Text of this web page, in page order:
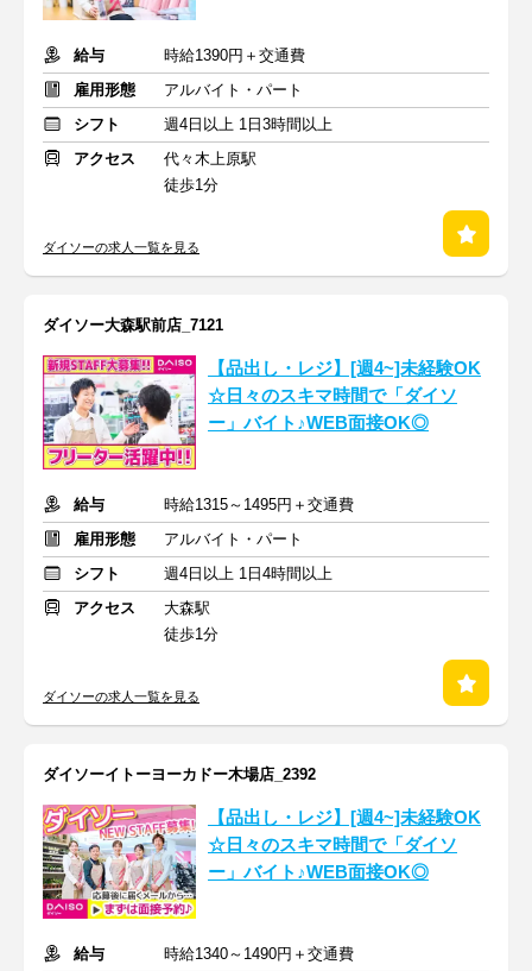
給与
時給1390円＋交通費
雇用形態
アルバイト・パート
シフト
週4日以上 1日3時間以上
アクセス
代々木上原駅
徒歩1分
ダイソーの求人一覧を見る
ダイソー大森駅前店_7121
【品出し・レジ】[週4~]未経験OK
☆日々のスキマ時間で「ダイソ
ー」バイト♪WEB面接OK◎
給与
時給1315～1495円＋交通費
雇用形態
アルバイト・パート
シフト
週4日以上 1日4時間以上
アクセス
大森駅
徒歩1分
ダイソーの求人一覧を見る
ダイソーイトーヨーカドー木場店_2392
【品出し・レジ】[週4~]未経験OK
☆日々のスキマ時間で「ダイソ
ー」バイト♪WEB面接OK◎
給与
時給1340～1490円＋交通費